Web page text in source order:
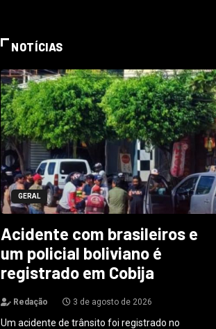
NOTÍCIAS
GERAL
Acidente com brasileiros e
um policial boliviano é
registrado em Cobija
Redação 3 de agosto de 2026
Um acidente de trânsito foi registrado no